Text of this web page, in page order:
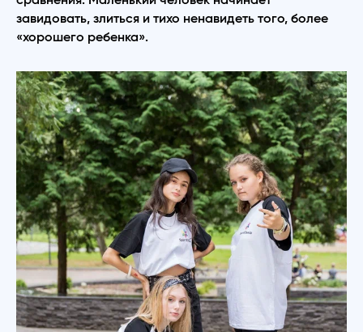
завидовать, злиться и тихо ненавидеть того, более
«хорошего ребенка».